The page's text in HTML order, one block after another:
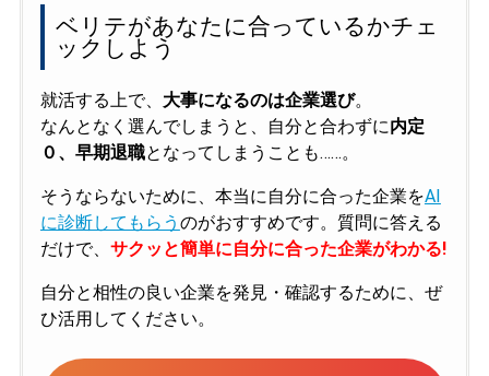
ベリテがあなたに合っているかチェ
ックしよう
就活する上で、 大事になるのは企業選び。
なんとなく選んでしまうと、自分と合わずに内定
０、早期退職となってしまうことも……。
そうならないために、本当に自分に合った企業をAI
に診断してもらう のがおすすめです。質問に答える
だけで、 サクッと簡単に自分に合った企業がわかる!
自分と相性の良い企業を発見・確認するために、ぜ
ひ活用してください。